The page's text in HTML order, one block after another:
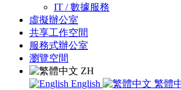
IT / 數據服務
虛擬辦公室
共享工作空間
服務式辦公室
瀏覽空間
ZH
English
繁體